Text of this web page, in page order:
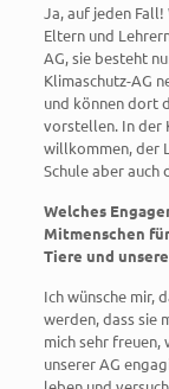
Ja, auf jeden Fall!
Eltern und
AG, sie besteht
Klimaschutz-AG
und können dort
vorstellen. In der
willkommen, der
Schule aber auch
Welches
Mitmenschen
Tiere und
Ich wünsche mir,
werden, dass sie
mich sehr freuen,
unserer AG